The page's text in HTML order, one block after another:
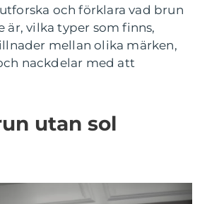
och förklara vad brun
är, vilka typer som finns,
mellan olika märken,
nackdelar med att
utan sol